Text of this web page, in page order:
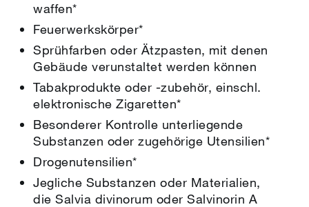
waffen*
Feuerwerkskörper*
Sprühfarben oder Ätzpasten, mit denen
Gebäude verunstaltet werden können
Tabakprodukte oder -zubehör, einschl.
elektronische Zigaretten*
Besonderer Kontrolle unterliegende
Substanzen oder zugehörige Utensilien*
Drogenutensilien*
Jegliche Substanzen oder Materialien,
die Salvia divinorum oder Salvinorin A